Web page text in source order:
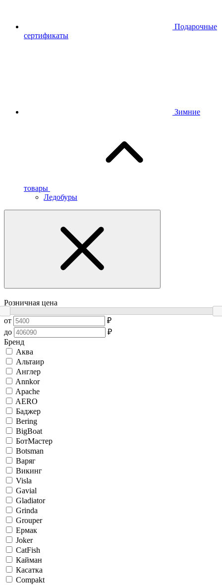
Подарочные
сертификаты
Зимние
товары
Ледобуры
Розничная цена
от
₽
до
₽
Бренд
Аква
Альтаир
Англер
Annkor
Apache
AERO
Баджер
Bering
BigBoat
БотМастер
Botsman
Варяг
Викинг
Visla
Gavial
Gladiator
Grinda
Grouper
Ермак
Joker
CatFish
Кайман
Касатка
Compakt